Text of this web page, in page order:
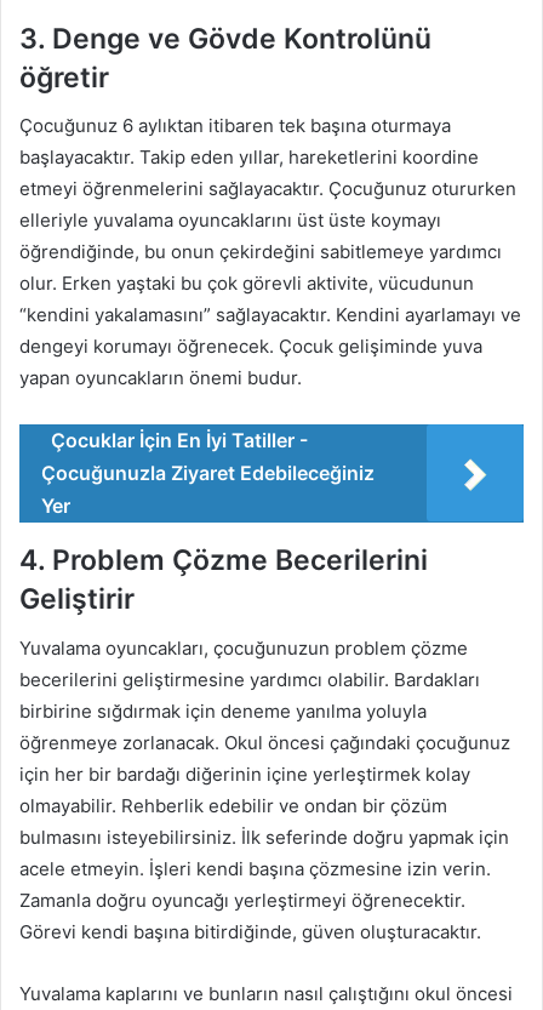
3. Denge ve Gövde Kontrolünü
öğretir
Çocuğunuz 6 aylıktan itibaren tek başına oturmaya
başlayacaktır. Takip eden yıllar, hareketlerini koordine
etmeyi öğrenmelerini sağlayacaktır. Çocuğunuz otururken
elleriyle yuvalama oyuncaklarını üst üste koymayı
öğrendiğinde, bu onun çekirdeğini sabitlemeye yardımcı
olur. Erken yaştaki bu çok görevli aktivite, vücudunun
“kendini yakalamasını” sağlayacaktır. Kendini ayarlamayı ve
dengeyi korumayı öğrenecek. Çocuk gelişiminde yuva
yapan oyuncakların önemi budur.
Çocuklar İçin En İyi Tatiller -
Çocuğunuzla Ziyaret Edebileceğiniz
Yer
4. Problem Çözme Becerilerini
Geliştirir
Yuvalama oyuncakları, çocuğunuzun problem çözme
becerilerini geliştirmesine yardımcı olabilir. Bardakları
birbirine sığdırmak için deneme yanılma yoluyla
öğrenmeye zorlanacak. Okul öncesi çağındaki çocuğunuz
için her bir bardağı diğerinin içine yerleştirmek kolay
olmayabilir. Rehberlik edebilir ve ondan bir çözüm
bulmasını isteyebilirsiniz. İlk seferinde doğru yapmak için
acele etmeyin. İşleri kendi başına çözmesine izin verin.
Zamanla doğru oyuncağı yerleştirmeyi öğrenecektir.
Görevi kendi başına bitirdiğinde, güven oluşturacaktır.
Yuvalama kaplarını ve bunların nasıl çalıştığını okul öncesi